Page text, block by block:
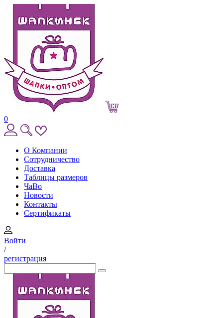
0
О Компании
Сотрудничество
Доставка
Таблицы размеров
ЧаВо
Новости
Контакты
Сертификаты
Войти
/
регистрация